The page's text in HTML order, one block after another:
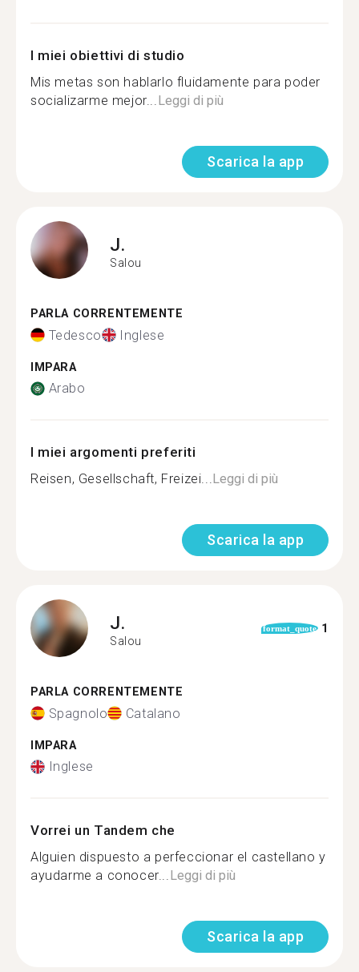
I miei obiettivi di studio
Mis metas son hablarlo fluidamente para poder
socializarme mejor...Leggi di più
Scarica la app
J.
Salou
PARLA CORRENTEMENTE
Tedesco Inglese
IMPARA
Arabo
I miei argomenti preferiti
Reisen, Gesellschaft, Freizei...Leggi di più
Scarica la app
J.
Salou
format_quote 1
PARLA CORRENTEMENTE
Spagnolo Catalano
IMPARA
Inglese
Vorrei un Tandem che
Alguien dispuesto a perfeccionar el castellano y
ayudarme a conocer...Leggi di più
Scarica la app